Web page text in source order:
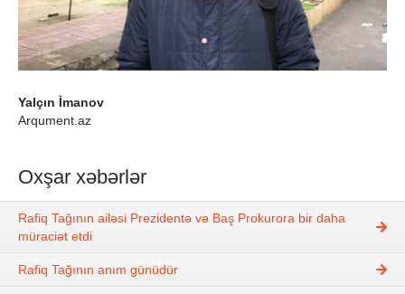
Yalçın İmanov
Arqument.az
Oxşar xəbərlər
Rafiq Tağının ailəsi Prezidentə və Baş Prokurora bir daha
müraciət etdi
Rafiq Tağının anım günüdür